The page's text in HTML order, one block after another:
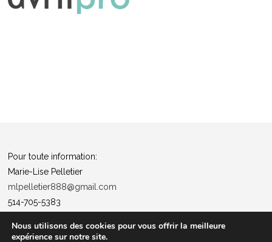
Pour toute information:
Marie-Lise Pelletier
mlpelletier888@gmail.com
514-705-5383
Nous utilisons des cookies pour vous offrir la meilleure
expérience sur notre site.